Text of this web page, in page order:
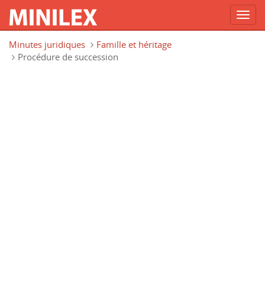
Minutes juridiques
Famille et héritage
Procédure de succession